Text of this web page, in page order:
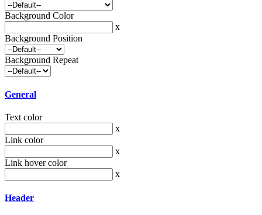
Background Color
x
Background Position
Background Repeat
General
Text color
x
Link color
x
Link hover color
x
Header